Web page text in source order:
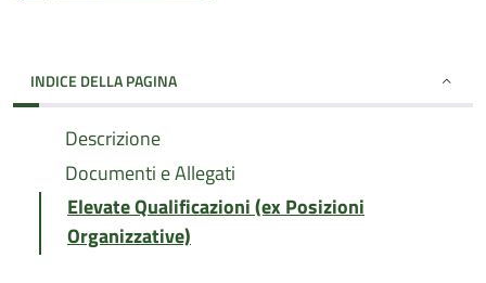
INDICE DELLA PAGINA
Descrizione
Documenti e Allegati
Elevate Qualificazioni (ex Posizioni
Organizzative)